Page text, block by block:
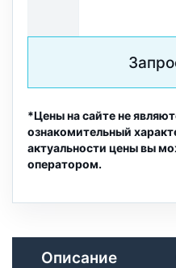
*Цены на сайте не
ознакомительный
актуальности цены вы
оператором.
Описание